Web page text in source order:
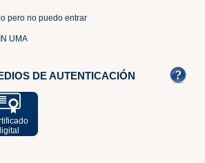
pero no puedo entrar
UMA
DE AUTENTICACIÓN